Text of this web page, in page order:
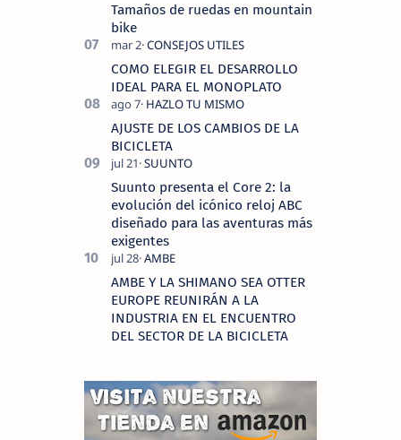
Tamaños de ruedas en mountain
bike
COMO ELEGIR EL DESARROLLO
IDEAL PARA EL MONOPLATO
AJUSTE DE LOS CAMBIOS DE LA
BICICLETA
Suunto presenta el Core 2: la
evolución del icónico reloj ABC
diseñado para las aventuras más
exigentes
AMBE Y LA SHIMANO SEA OTTER
EUROPE REUNIRÁN A LA
INDUSTRIA EN EL ENCUENTRO
DEL SECTOR DE LA BICICLETA